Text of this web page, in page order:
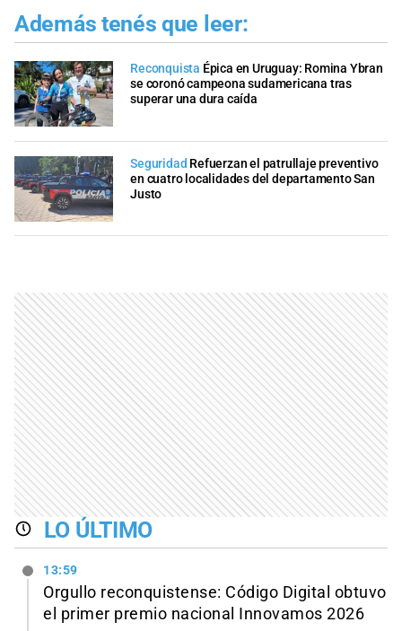
Además tenés que leer:
Reconquista Épica en Uruguay: Romina Ybran
se coronó campeona sudamericana tras
superar una dura caída
Seguridad Refuerzan el patrullaje preventivo
en cuatro localidades del departamento San
Justo
LO ÚLTIMO
13:59
Orgullo reconquistense: Código Digital obtuvo
el primer premio nacional Innovamos 2026